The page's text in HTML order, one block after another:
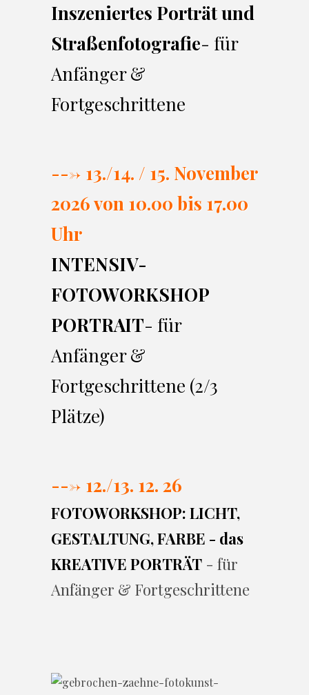
Inszeniertes Porträt und
Straßenfotografie- für
Anfänger &
Fortgeschrittene
---> 13./14. / 15. November
2026 von 10.00 bis 17.00
Uhr
INTENSIV-
FOTOWORKSHOP
PORTRAIT- für
Anfänger &
Fortgeschrittene (2/3
Plätze)
---> 12./13. 12. 26
FOTOWORKSHOP: LICHT,
GESTALTUNG, FARBE - das
KREATIVE PORTRÄT - für
Anfänger & Fortgeschrittene